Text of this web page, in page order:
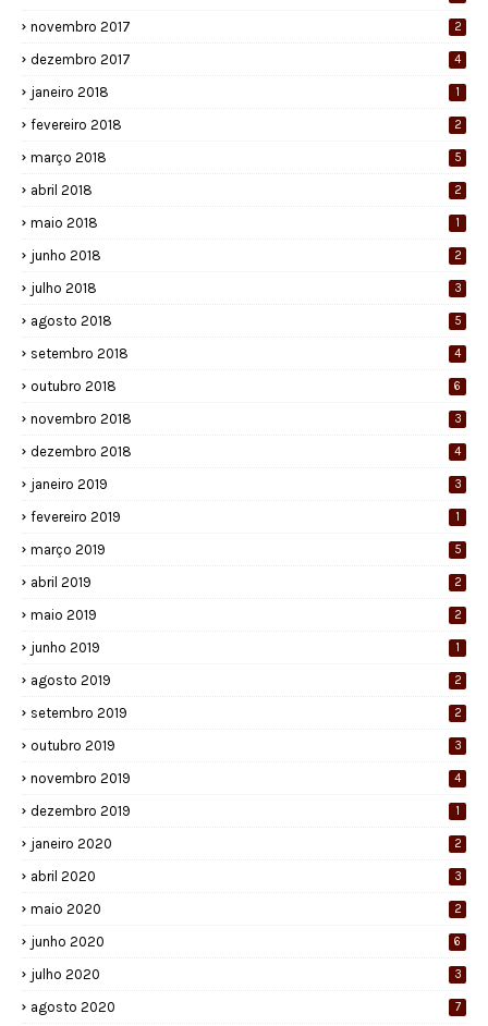
novembro 2017 2
dezembro 2017 4
janeiro 2018 1
fevereiro 2018 2
março 2018 5
abril 2018 2
maio 2018 1
junho 2018 2
julho 2018 3
agosto 2018 5
setembro 2018 4
outubro 2018 6
novembro 2018 3
dezembro 2018 4
janeiro 2019 3
fevereiro 2019 1
março 2019 5
abril 2019 2
maio 2019 2
junho 2019 1
agosto 2019 2
setembro 2019 2
outubro 2019 3
novembro 2019 4
dezembro 2019 1
janeiro 2020 2
abril 2020 3
maio 2020 2
junho 2020 6
julho 2020 3
agosto 2020 7